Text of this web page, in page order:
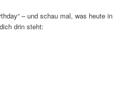
– und schau mal, was heute in
drin steht: